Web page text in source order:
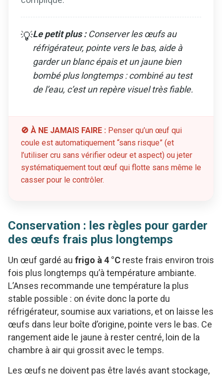
💡Le petit plus :Conserver les œufs au
réfrigérateur, pointe vers le bas, aide à
garder un blanc épais et un jaune bien
bombé plus longtemps : combiné au test
de l’eau, c’est un repère visuel très fiable.
🚫 À NE JAMAIS FAIRE : Penser qu’un œuf qui
coule est automatiquement “sans risque” (et
l’utiliser cru sans vérifier odeur et aspect) ou jeter
systématiquement tout œuf qui flotte sans même le
casser pour le contrôler.
Conservation : les règles pour garder
des œufs frais plus longtemps
Un œuf gardé au frigo à 4 °C reste frais environ trois
fois plus longtemps qu’à température ambiante.
L’Anses recommande une température la plus
stable possible : on évite donc la porte du
réfrigérateur, soumise aux variations, et on laisse les
œufs dans leur boîte d’origine, pointe vers le bas. Ce
rangement aide le jaune à rester centré, loin de la
chambre à air qui grossit avec le temps.
Les œufs ne doivent pas être lavés avant stockage,